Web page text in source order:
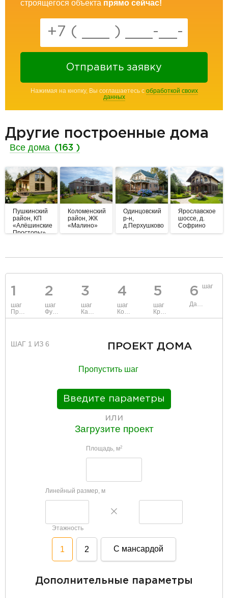
строящегося объекта прямо сейчас!
Отправить заявку
Нажимая на кнопку, Вы соглашаетесь с обработкой своих
данных
Другие построенные дома
Все дома (163 )
Пушкинский
район, КП
«Алёшинские
Просторы»
Коломенский
район, ЖК
«Малино»
Одинцовский
р-н,
д.Перхушково
Ярославское
шоссе, д.
Софрино
1
шаг
Проект
2
шаг
Фундамент
3
шаг
Каркас и стены
4
шаг
Коммуникации
5
шаг
Крыша
6 шаг
Данные
ШАГ 1 ИЗ 6 ПРОЕКТ ДОМА
Пропустить шаг
Введите параметры
или
Загрузите проект
Площадь, м2
Линейный размер, м
Этажность
1 2 С мансардой
Дополнительные параметры